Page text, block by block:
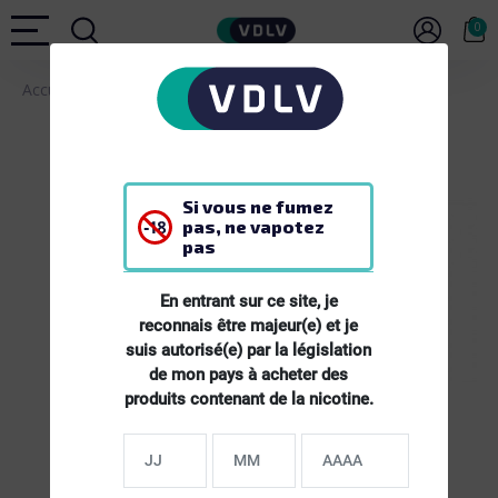
Si vous ne fumez
pas, ne vapotez
pas
En entrant sur ce site, je
reconnais être majeur(e) et je
suis autorisé(e) par la législation
de mon pays à acheter des
produits contenant de la nicotine.
0
Accueil E-LIQUIDES E-liquide PAB Nominoë - 50ml